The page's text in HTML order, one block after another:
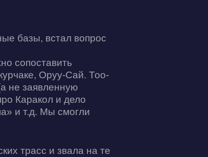
базы, встал вопрос
сопоставить
Оруу-Сай. Тоо-
не заявленную
Каракол и дело
и т.д. Мы смогли
трасс и звала на те